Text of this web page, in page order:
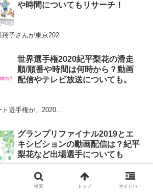
や時間についてもリサーチ！
子さんが東京202...
世界選手権2020紀平梨花の滑走
順/順番や時間は何時から？動画
配信やテレビ放送についても。
選手権が、2020...
グランプリファイナル2019とエ
キシビションの動画配信は？紀平
梨花など出場選手についても
紀平梨花、コストルナ...
検索
トップ サイドバー